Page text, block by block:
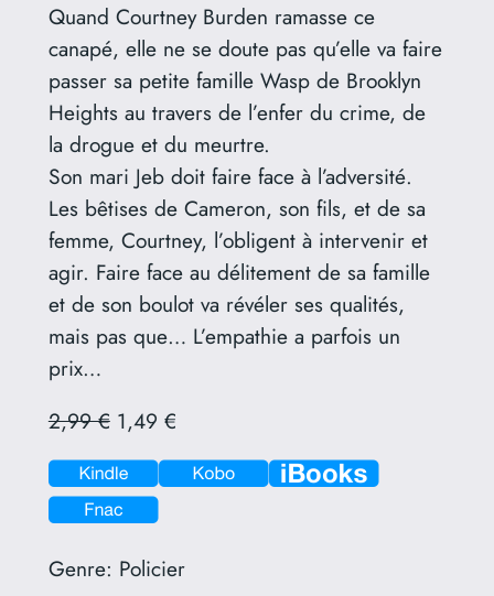
Quand Courtney Burden ramasse ce
canapé, elle ne se doute pas qu’elle va faire
passer sa petite famille Wasp de Brooklyn
Heights au travers de l’enfer du crime, de
la drogue et du meurtre.
Son mari Jeb doit faire face à l’adversité.
Les bêtises de Cameron, son fils, et de sa
femme, Courtney, l’obligent à intervenir et
agir. Faire face au délitement de sa famille
et de son boulot va révéler ses qualités,
mais pas que… L’empathie a parfois un
prix…
2,99 €1,49 €
Genre: Policier